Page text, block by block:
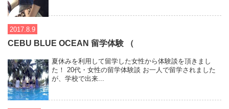
2017.8.9
CEBU BLUE OCEAN 留学体験 （
夏休みを利用して留学した女性から体験談を頂きまし
た！ 20代・女性の留学体験談 お一人で留学されました
が、学校で出来...